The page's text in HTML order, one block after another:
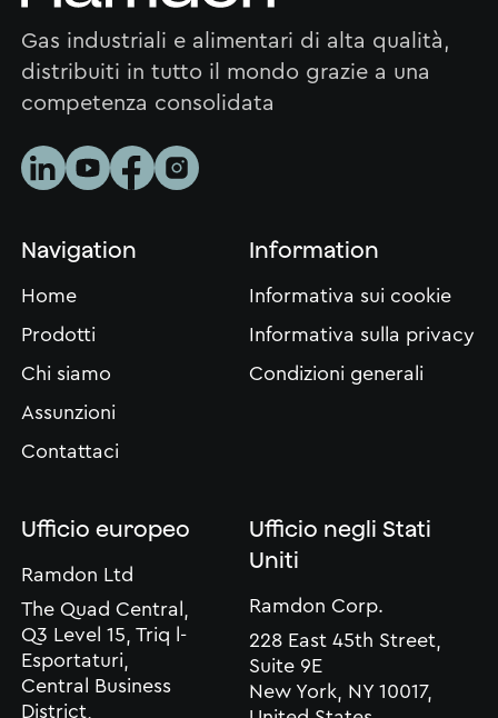
Gas industriali e alimentari di alta qualità,
distribuiti in tutto il mondo grazie a una
competenza consolidata
Navigation
Home
Prodotti
Chi siamo
Assunzioni
Contattaci
Ufficio europeo
Ramdon Ltd
The Quad Central,
Q3 Level 15, Triq l-
Esportaturi,
Central Business
District,
Ufficio negli Stati
Uniti
Ramdon Corp.
228 East 45th Street,
Suite 9E
New York, NY 10017,
Information
Informativa sui cookie
Informativa sulla privacy
Condizioni generali